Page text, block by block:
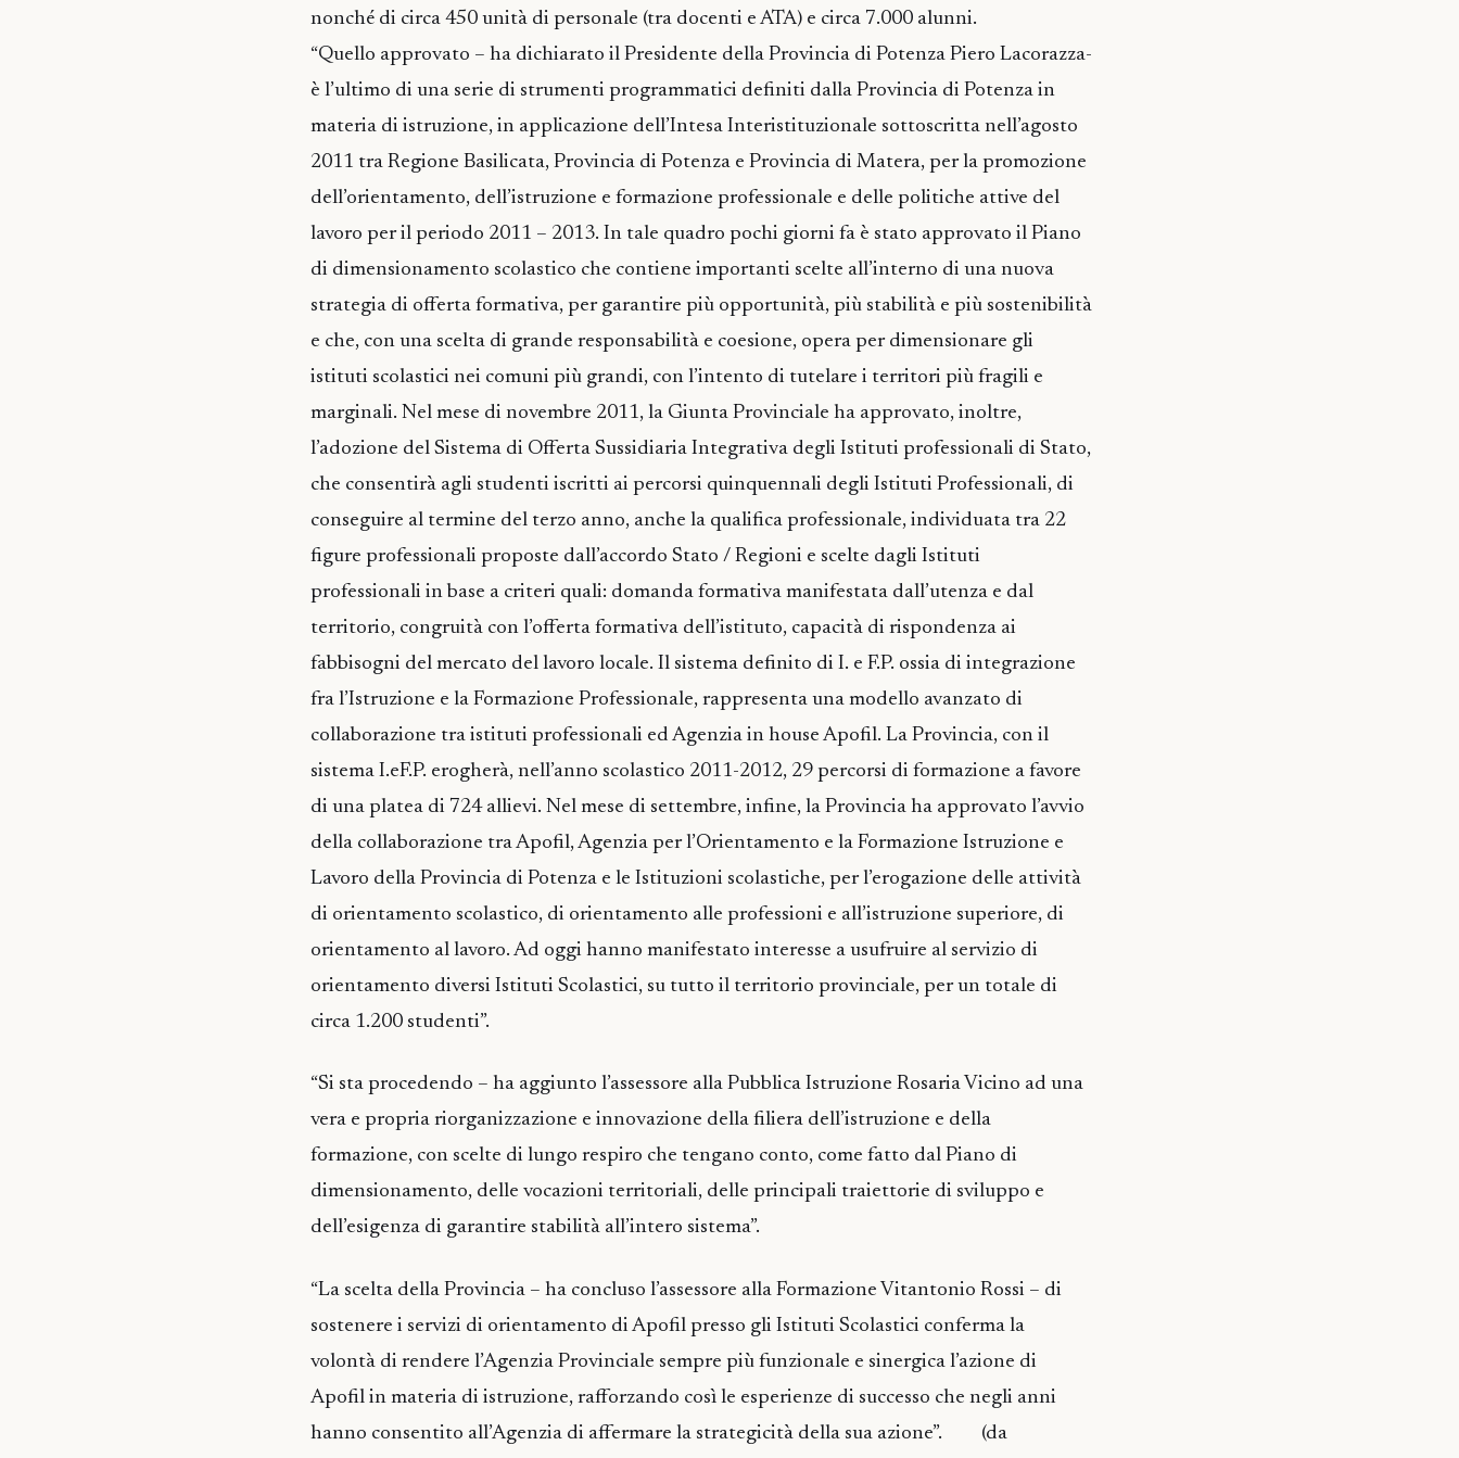
nonché di circa 450 unità di personale (tra docenti e ATA) e circa 7.000 alunni.
“Quello approvato – ha dichiarato il Presidente della Provincia di Potenza Piero Lacorazza-
è l’ultimo di una serie di strumenti programmatici definiti dalla Provincia di Potenza in
materia di istruzione, in applicazione dell’Intesa Interistituzionale sottoscritta nell’agosto
2011 tra Regione Basilicata, Provincia di Potenza e Provincia di Matera, per la promozione
dell’orientamento, dell’istruzione e formazione professionale e delle politiche attive del
lavoro per il periodo 2011 – 2013. In tale quadro pochi giorni fa è stato approvato il Piano
di dimensionamento scolastico che contiene importanti scelte all’interno di una nuova
strategia di offerta formativa, per garantire più opportunità, più stabilità e più sostenibilità
e che, con una scelta di grande responsabilità e coesione, opera per dimensionare gli
istituti scolastici nei comuni più grandi, con l’intento di tutelare i territori più fragili e
marginali. Nel mese di novembre 2011, la Giunta Provinciale ha approvato, inoltre,
l’adozione del Sistema di Offerta Sussidiaria Integrativa degli Istituti professionali di Stato,
che consentirà agli studenti iscritti ai percorsi quinquennali degli Istituti Professionali, di
conseguire al termine del terzo anno, anche la qualifica professionale, individuata tra 22
figure professionali proposte dall’accordo Stato / Regioni e scelte dagli Istituti
professionali in base a criteri quali: domanda formativa manifestata dall’utenza e dal
territorio, congruità con l’offerta formativa dell’istituto, capacità di rispondenza ai
fabbisogni del mercato del lavoro locale. Il sistema definito di I. e F.P. ossia di integrazione
fra l’Istruzione e la Formazione Professionale, rappresenta una modello avanzato di
collaborazione tra istituti professionali ed Agenzia in house Apofil. La Provincia, con il
sistema I.eF.P. erogherà, nell’anno scolastico 2011-2012, 29 percorsi di formazione a favore
di una platea di 724 allievi. Nel mese di settembre, infine, la Provincia ha approvato l’avvio
della collaborazione tra Apofil, Agenzia per l’Orientamento e la Formazione Istruzione e
Lavoro della Provincia di Potenza e le Istituzioni scolastiche, per l’erogazione delle attività
di orientamento scolastico, di orientamento alle professioni e all’istruzione superiore, di
orientamento al lavoro. Ad oggi hanno manifestato interesse a usufruire al servizio di
orientamento diversi Istituti Scolastici, su tutto il territorio provinciale, per un totale di
circa 1.200 studenti”.
“Si sta procedendo – ha aggiunto l’assessore alla Pubblica Istruzione Rosaria Vicino ad una
vera e propria riorganizzazione e innovazione della filiera dell’istruzione e della
formazione, con scelte di lungo respiro che tengano conto, come fatto dal Piano di
dimensionamento, delle vocazioni territoriali, delle principali traiettorie di sviluppo e
dell’esigenza di garantire stabilità all’intero sistema”.
“La scelta della Provincia – ha concluso l’assessore alla Formazione Vitantonio Rossi – di
sostenere i servizi di orientamento di Apofil presso gli Istituti Scolastici conferma la
volontà di rendere l’Agenzia Provinciale sempre più funzionale e sinergica l’azione di
Apofil in materia di istruzione, rafforzando così le esperienze di successo che negli anni
hanno consentito all’Agenzia di affermare la strategicità della sua azione”. (da